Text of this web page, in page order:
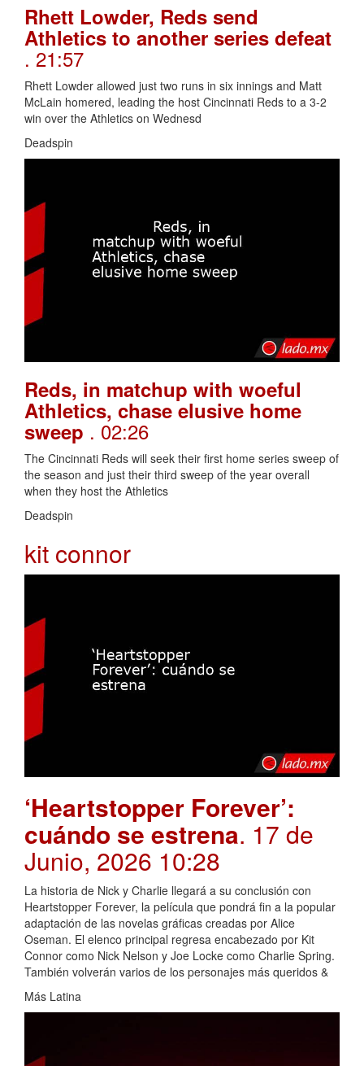
Rhett Lowder, Reds send
Athletics to another series defeat
. 21:57
Rhett Lowder allowed just two runs in six innings and Matt
McLain homered, leading the host Cincinnati Reds to a 3-2
win over the Athletics on Wednesd
Deadspin
Reds, in matchup with woeful
Athletics, chase elusive home
sweep . 02:26
The Cincinnati Reds will seek their first home series sweep of
the season and just their third sweep of the year overall
when they host the Athletics
Deadspin
kit connor
‘Heartstopper Forever’:
cuándo se estrena. 17 de
Junio, 2026 10:28
La historia de Nick y Charlie llegará a su conclusión con
Heartstopper Forever, la película que pondrá fin a la popular
adaptación de las novelas gráficas creadas por Alice
Oseman. El elenco principal regresa encabezado por Kit
Connor como Nick Nelson y Joe Locke como Charlie Spring.
También volverán varios de los personajes más queridos &
Más Latina